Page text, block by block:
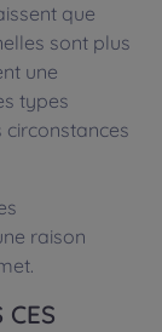
que
sont plus
une
types
circonstances
raison